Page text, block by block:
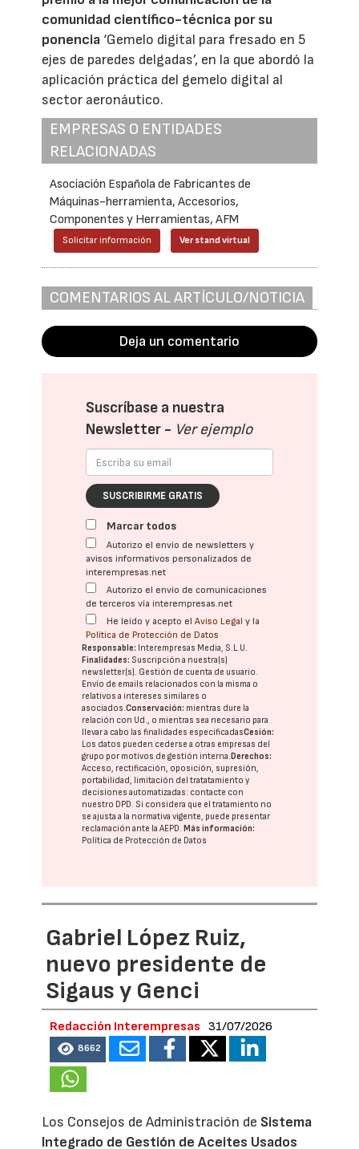
comunidad científico-técnica por su
ponencia ‘Gemelo digital para fresado en 5
ejes de paredes delgadas’, en la que abordó la
aplicación práctica del gemelo digital al
sector aeronáutico.
EMPRESAS O ENTIDADES
RELACIONADAS
Asociación Española de Fabricantes de
Máquinas-herramienta, Accesorios,
Componentes y Herramientas, AFM
Solicitar información Ver stand virtual
COMENTARIOS AL ARTÍCULO/NOTICIA
Deja un comentario
Suscríbase a nuestra
Newsletter - Ver ejemplo
SUSCRIBIRME GRATIS
Marcar todos
Autorizo el envío de newsletters y
avisos informativos personalizados de
interempresas.net
Autorizo el envío de comunicaciones
de terceros vía interempresas.net
He leído y acepto elAviso Legal y la
Política de Protección de Datos
Responsable: Interempresas Media, S.L.U.
Finalidades: Suscripción a nuestra(s)
newsletter(s). Gestión de cuenta de usuario.
Envío de emails relacionados con la misma o
relativos a intereses similares o
asociados.Conservación: mientras dure la
relación con Ud., o mientras sea necesario para
llevar a cabo las finalidades especificadasCesión:
Los datos pueden cederse a otras empresas del
grupo por motivos de gestión interna. Derechos:
Acceso, rectificación, oposición, supresión,
portabilidad, limitación del tratatamiento y
decisiones automatizadas: contacte con
nuestro DPD. Si considera que el tratamiento no
se ajusta a la normativa vigente, puede presentar
reclamación ante laAEPD. Más información:
Política de Protección de Datos
Gabriel López Ruiz,
nuevo presidente de
Sigaus y Genci
Redacción Interempresas 31/07/2026
8662
Los Consejos de Administración de Sistema
Integrado de Gestión de Aceites Usados